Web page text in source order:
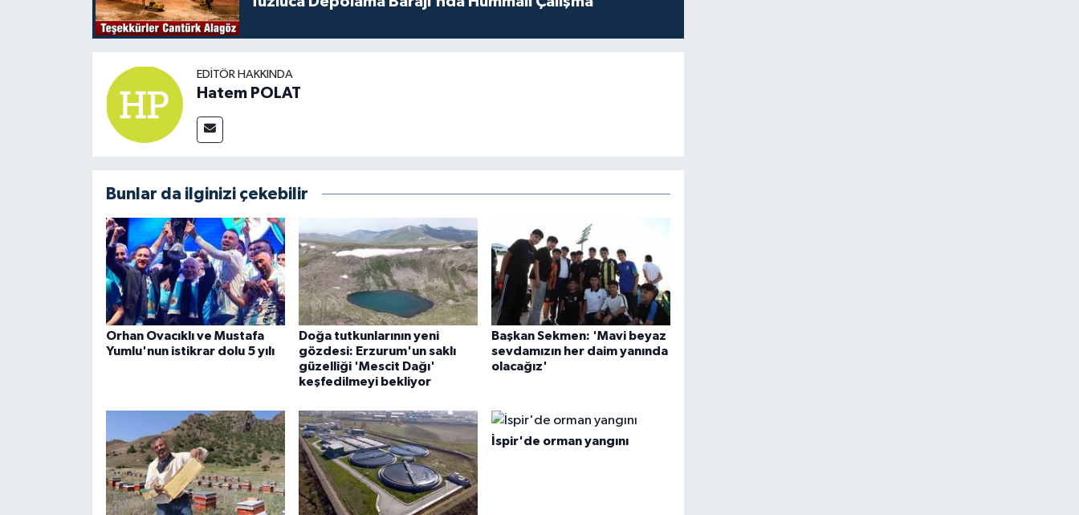
EDITÖR HAKKINDA
Hatem POLAT
Bunlar da ilginizi çekebilir
Orhan Ovacıklı ve Mustafa
Yumlu'nun istikrar dolu 5 yılı
Doğa tutkunlarının yeni
gözdesi: Erzurum'un saklı
güzelliği 'Mescit Dağı'
keşfedilmeyi bekliyor
Başkan Sekmen: 'Mavi beyaz
sevdamızın her daim yanında
olacağız'
İspir'de orman yangını